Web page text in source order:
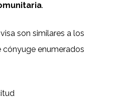
.
son similares a los
cónyuge enumerados